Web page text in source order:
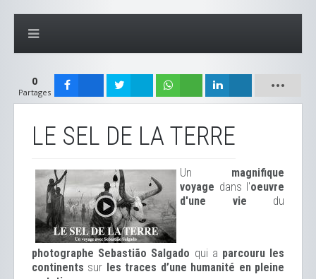
0
Partages
LE SEL DE LA TERRE
Un magnifique
voyage dans l'oeuvre
d'une vie du
photographe Sebastião Salgado qui a parcouru les
continents sur les traces d’une humanité en pleine